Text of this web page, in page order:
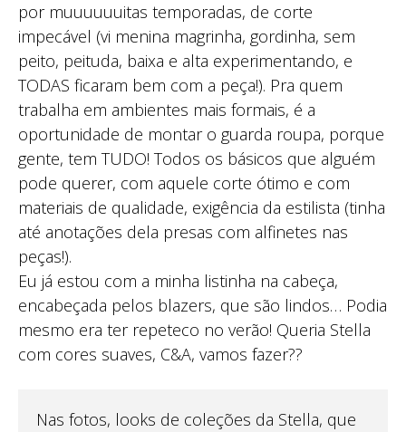
por muuuuuuitas temporadas, de corte
impecável (vi menina magrinha, gordinha, sem
peito, peituda, baixa e alta experimentando, e
TODAS ficaram bem com a peça!). Pra quem
trabalha em ambientes mais formais, é a
oportunidade de montar o guarda roupa, porque
gente, tem TUDO! Todos os básicos que alguém
pode querer, com aquele corte ótimo e com
materiais de qualidade, exigência da estilista (tinha
até anotações dela presas com alfinetes nas
peças!).
Eu já estou com a minha listinha na cabeça,
encabeçada pelos blazers, que são lindos… Podia
mesmo era ter repeteco no verão! Queria Stella
com cores suaves, C&A, vamos fazer??
Nas fotos, looks de coleções da Stella, que